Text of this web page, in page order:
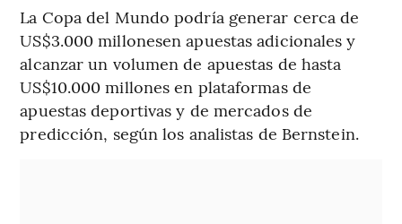
La Copa del Mundo podría generar cerca de
US$3.000 millonesen apuestas adicionales y
alcanzar un volumen de apuestas de hasta
US$10.000 millones en plataformas de
apuestas deportivas y de mercados de
predicción, según los analistas de Bernstein.